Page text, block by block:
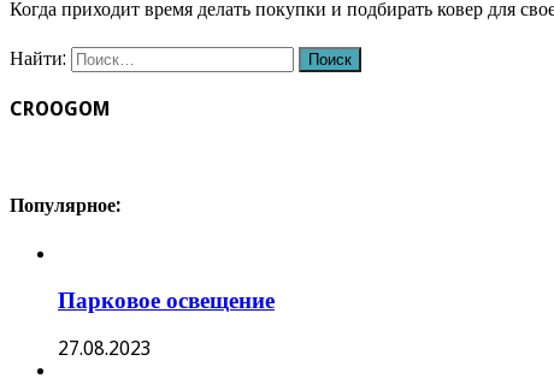
Когда приходит время делать покупки и подбирать ковер для
Найти:
CROOGOM
Популярное:
Парковое освещение
27.08.2023